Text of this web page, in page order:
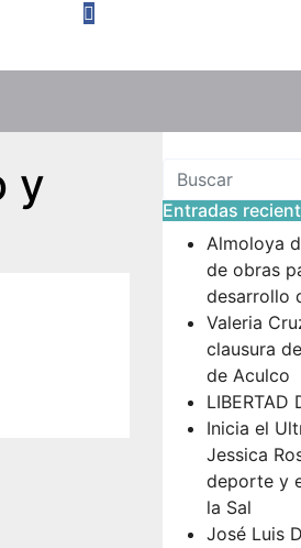
y
Entradas
Almoloya
de obras
desarrollo
Valeria
clausura
de Aculco
LIBERTAD
Inicia el
Jessica
deporte y
la Sal
José Luis